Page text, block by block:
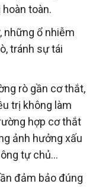
toàn.
những ổ nhiễm
tránh sự tái
rò gần cơ thắt,
trị không làm
hợp cơ thắt
ảnh hưởng xấu
tự chủ…
đảm bảo đúng